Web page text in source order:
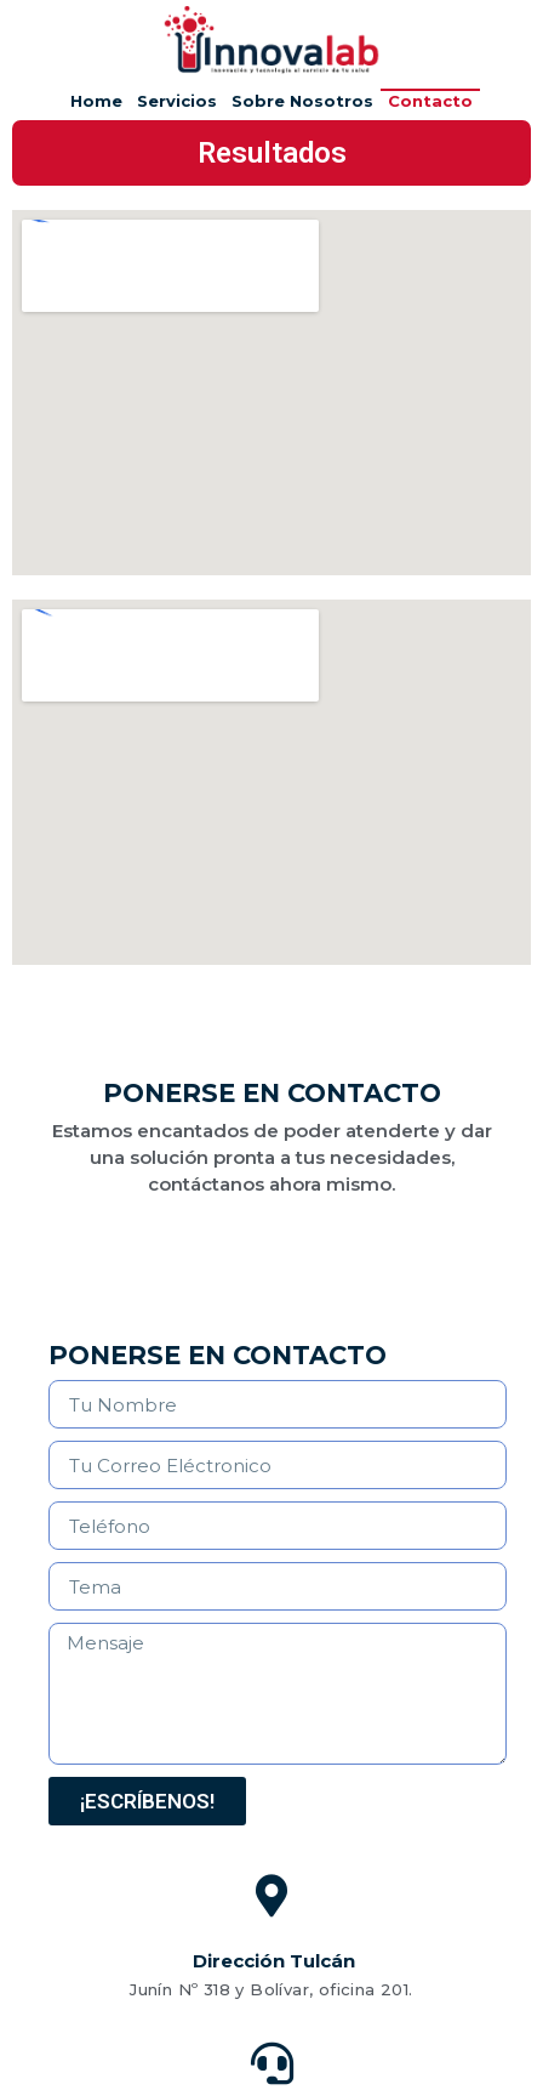
Home Servicios Sobre Nosotros Contacto
Resultados
PONERSE EN CONTACTO
Estamos encantados de poder atenderte y dar
una solución pronta a tus necesidades,
contáctanos ahora mismo.
PONERSE EN CONTACTO
¡ESCRÍBENOS!
Dirección Tulcán
Junín Nº 318 y Bolívar, oficina 201.